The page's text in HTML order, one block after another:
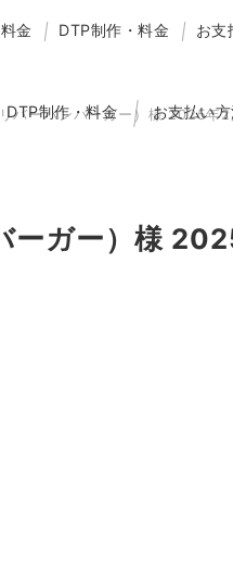
DTP制作・料金 お支払い
金 DTP制作・料金 お支
バーハンバーガー）様 2025年
ーガー）様